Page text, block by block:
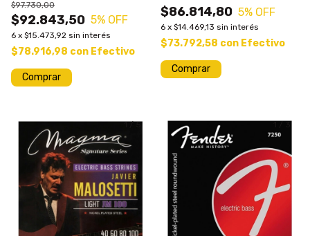
$92.843,50
$97.730,00
5% OFF
6 x $15.473,92 sin interés
$78.916,98 con Efectivo
$86.814,80 5% OFF
6 x $14.469,13 sin interés
$73.792,58 con Efectivo
Comprar
1/5 1/3